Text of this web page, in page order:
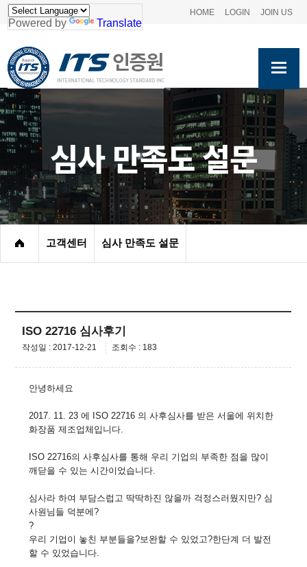
Powered by Translate
HOME LOGIN JOIN US
심사 만족도 설문
고객센터 심사 만족도 설문
ISO 22716 심사후기
작성일 : 2017-12-21 조회수 : 183
안녕하세요
2017. 11. 23 에 ISO 22716 의 사후심사를 받은 서울에 위치한
화장품 제조업체입니다.
ISO 22716의 사후심사를 통해 우리 기업의 부족한 점을 많이
깨닫을 수 있는 시간이었습니다.
심사라 하여 부담스럽고 딱딱하진 않을까 걱정스러웠지만? 심
사원님들 덕분에?
?
우리 기업이 놓친 부분들을?보완할 수 있었고?한단계 더 발전
할 수 있었습니다.